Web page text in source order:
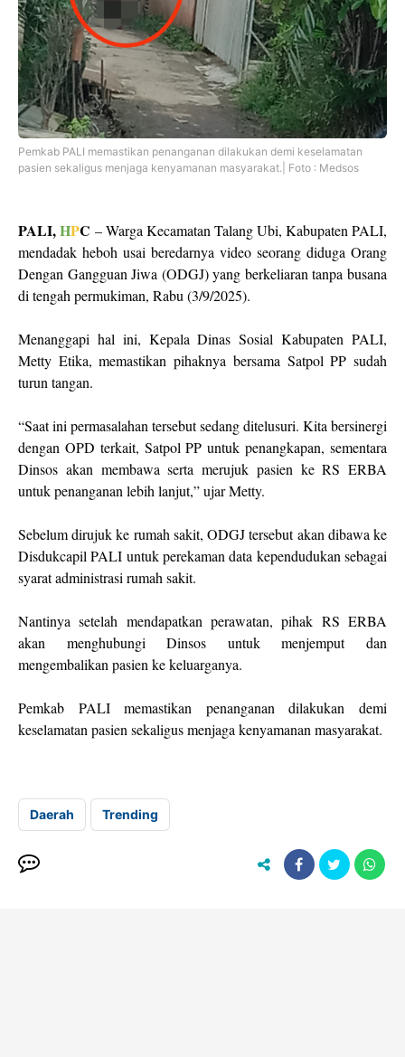
Pemkab PALI memastikan penanganan dilakukan demi keselamatan
pasien sekaligus menjaga kenyamanan masyarakat.| Foto : Medsos
PALI,HPC – Warga Kecamatan Talang Ubi, Kabupaten PALI,
mendadak heboh usai beredarnya video seorang diduga Orang
Dengan Gangguan Jiwa (ODGJ) yang berkeliaran tanpa busana
di tengah permukiman, Rabu (3/9/2025).
Menanggapi hal ini, Kepala Dinas Sosial Kabupaten PALI,
Metty Etika, memastikan pihaknya bersama Satpol PP sudah
turun tangan.
“Saat ini permasalahan tersebut sedang ditelusuri. Kita bersinergi
dengan OPD terkait, Satpol PP untuk penangkapan, sementara
Dinsos akan membawa serta merujuk pasien ke RS ERBA
untuk penanganan lebih lanjut,” ujar Metty.
Sebelum dirujuk ke rumah sakit, ODGJ tersebut akan dibawa ke
Disdukcapil PALI untuk perekaman data kependudukan sebagai
syarat administrasi rumah sakit.
Nantinya setelah mendapatkan perawatan, pihak RS ERBA
akan menghubungi Dinsos untuk menjemput dan
mengembalikan pasien ke keluarganya.
Pemkab PALI memastikan penanganan dilakukan demi
keselamatan pasien sekaligus menjaga kenyamanan masyarakat.
Daerah Trending